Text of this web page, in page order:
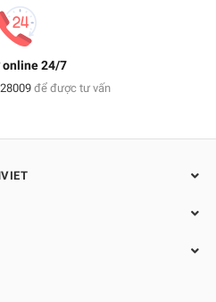
online 24/7
để được tư vấn